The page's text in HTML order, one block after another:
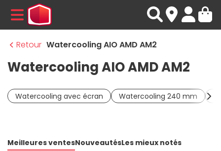
MENU
Retour Watercooling AIO AMD AM2
Watercooling AIO AMD AM2
Watercooling avec écran Watercooling 240 mm
Meilleures ventesNouveautésLes mieux notés